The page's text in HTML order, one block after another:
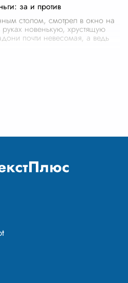
за и против
столом, смотрел в окно на
новенькую, хрустящую
почти невесомая, а ведь